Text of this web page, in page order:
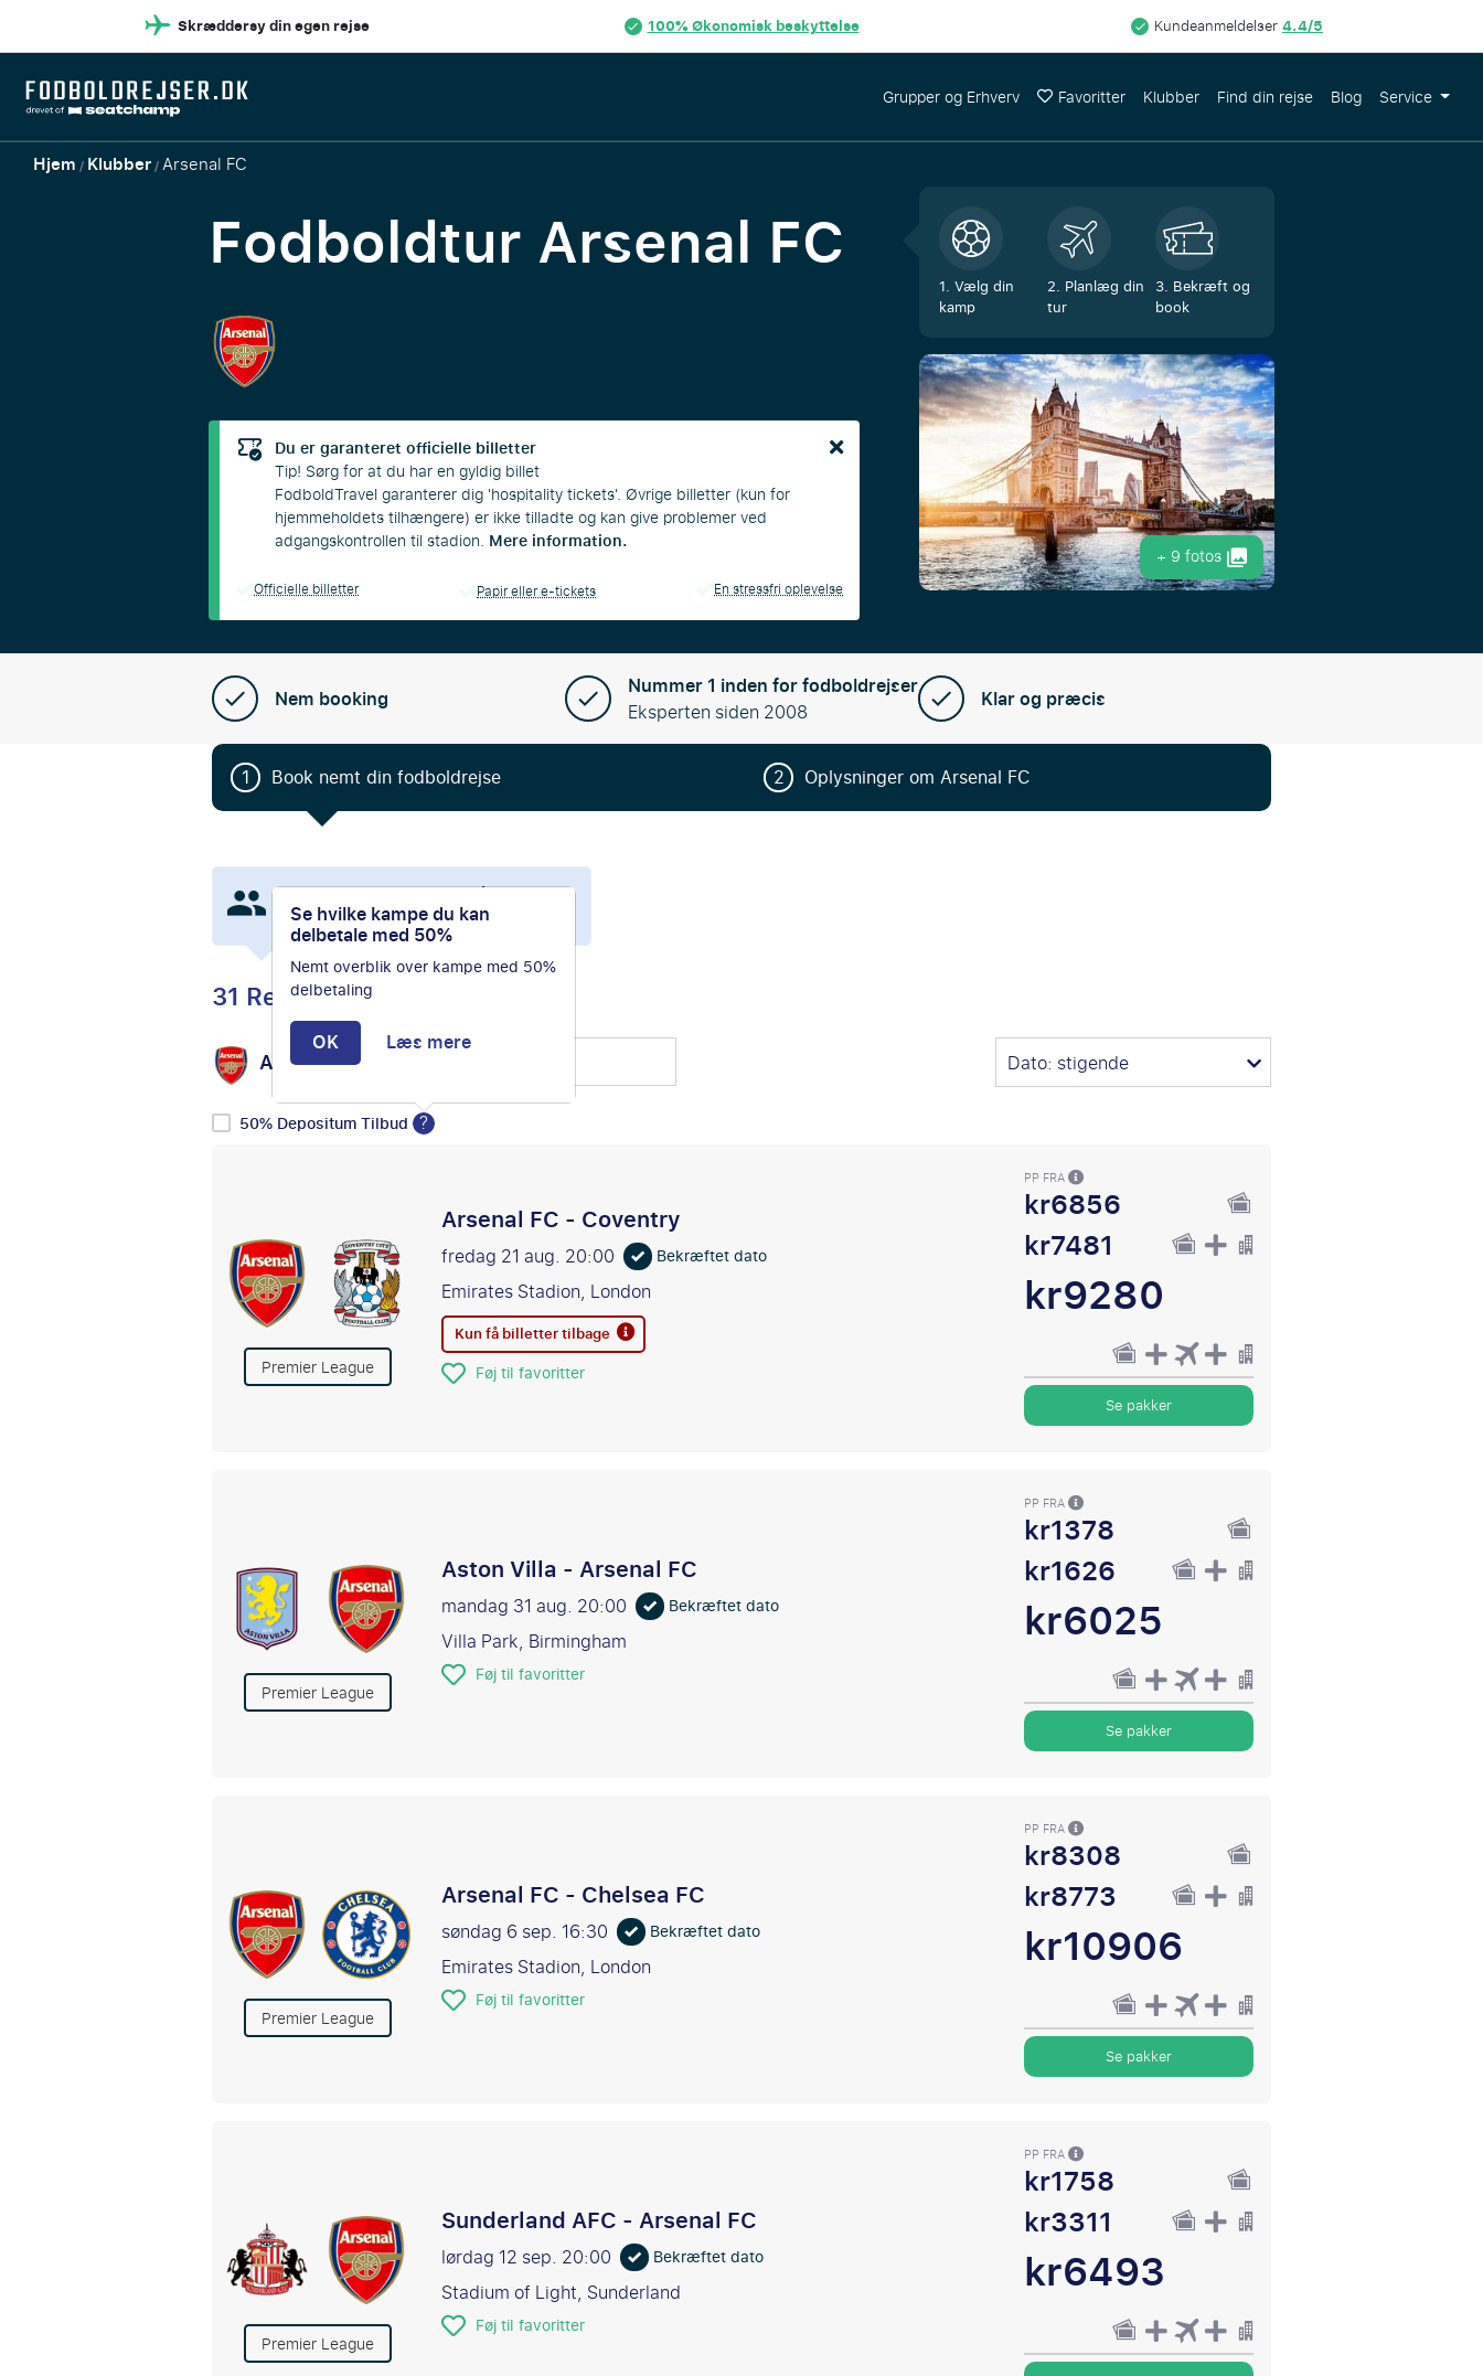
Skræddersy din egen rejse 100% Økonomisk beskyttelse Kundeanmeldelser4.4/5
Grupper og Erhverv Favoritter Klubber Find din rejse Blog Service
Hjem/Klubber/Arsenal FC
FodboldturArsenal FC
Du er garanteret officielle billetter
Tip! Sørg for at du har en gyldig billet
FodboldTravel garanterer dig 'hospitality tickets'. Øvrige billetter (kun for
hjemmeholdets tilhængere) er ikke tilladte og kan give problemer ved
adgangskontrollen til stadion. Mere information.
Officielle billetter Papir eller e-tickets En stressfri oplevelse
1. Vælg din
kamp
2. Planlæg din
tur
3. Bekræft og
book
+ 9 fotos
Nem booking Nummer 1 inden for fodboldrejser
Eksperten siden 2008 Klar og præcis
1 Book nemt din fodboldrejse 2 Oplysninger om Arsenal FC
376personer har kigget på Arsenal FC
de seneste 24 timer.
31 Rejser
Arsenal FC Dato: stigende
50% Depositum Tilbud ?
Premier League
Arsenal FC - Coventry
fredag 21 aug. 20:00 Bekræftet dato
Emirates Stadion, London
Kun få billetter tilbage
Føj til favoritter
PP FRA
kr6856
kr7481
kr9280
Se pakker
Premier League
Aston Villa - Arsenal FC
mandag 31 aug. 20:00 Bekræftet dato
Villa Park, Birmingham
Føj til favoritter
PP FRA
kr1378
kr1626
kr6025
Se pakker
Premier League
Arsenal FC - Chelsea FC
søndag 6 sep. 16:30 Bekræftet dato
Emirates Stadion, London
Føj til favoritter
PP FRA
kr8308
kr8773
kr10906
Se pakker
Premier League
Sunderland AFC - Arsenal FC
lørdag 12 sep. 20:00 Bekræftet dato
Stadium of Light, Sunderland
Føj til favoritter
PP FRA
kr1758
kr3311
kr6493
Se hvilke kampe du kan
delbetale med 50%
Nemt overblik over kampe med 50%
delbetaling
OK Læs mere